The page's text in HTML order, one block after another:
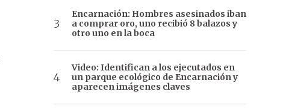
Encarnación: Hombres asesinados iban
a comprar oro, uno recibió 8 balazos y
otro uno en la boca
Video: Identifican a los ejecutados en
un parque ecológico de Encarnación y
aparecen imágenes claves